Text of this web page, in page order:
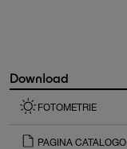
Download
FOTOMETRIE
PAGINA CATALOGO